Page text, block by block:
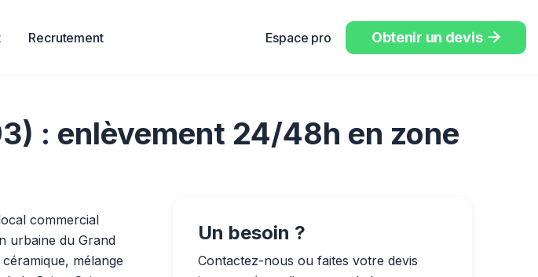
Recrutement Espace pro Obtenir un devis 
: enlèvement 24/48h en zone
commercial
urbaine du Grand
mélange
Un besoin ?
Contactez-nous ou faites votre devis